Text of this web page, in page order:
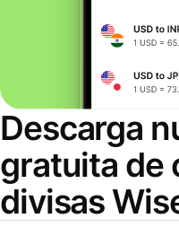
Descarga
gratuita de
divisas